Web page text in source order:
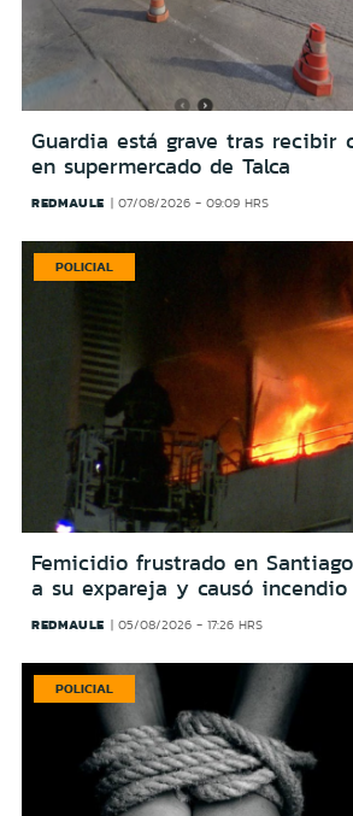
Guardia está grave tras recibir
en supermercado de Talca
REDMAULE 07/08/2026 - 09:09 HRS
POLICIAL
Femicidio frustrado en
a su expareja y causó incendio
REDMAULE 05/08/2026 - 17:26 HRS
POLICIAL